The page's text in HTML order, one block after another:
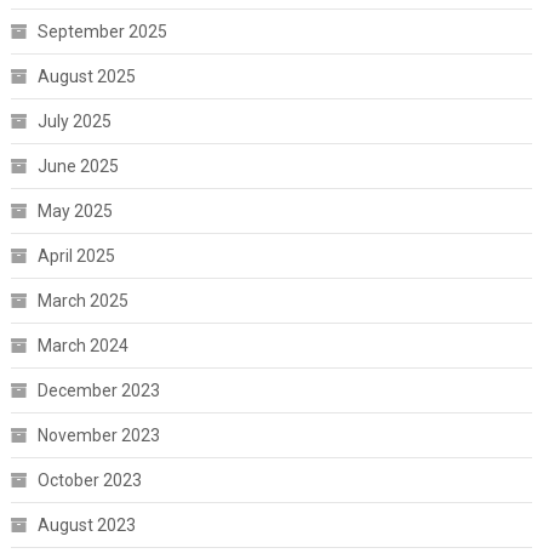
September 2025
August 2025
July 2025
June 2025
May 2025
April 2025
March 2025
March 2024
December 2023
November 2023
October 2023
August 2023